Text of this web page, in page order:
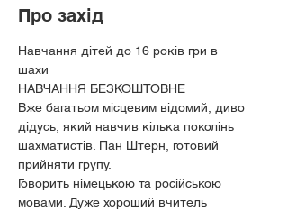
Про захід
Навчання дітей до 16 років гри в
шахи
НАВЧАННЯ БЕЗКОШТОВНЕ
Вже багатьом місцевим відомий, диво
дідусь, який навчив кілька поколінь
шахматистів. Пан Штерн, готовий
прийняти групу.
Говорить німецькою та російською
мовами. Дуже хороший вчитель